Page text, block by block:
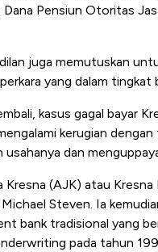
Dana Pensiun Otoritas
juga memutuskan
yang dalam
kasus gagal bayar
kerugian
dan
Kresna (AJK) atau
Steven. Ia
bank tradisional yang
pada tahun